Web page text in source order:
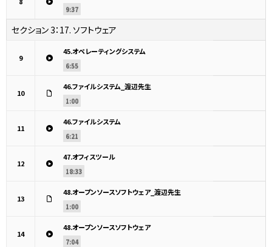
9:37
セクション 3： 17. ソフトウェア
9
45.オペレーティングシステム
6:55
10
46.ファイルシステム_渡辺先生
1:00
11
46.ファイルシステム
6:21
12
47.オフィスツール
18:33
13
48.オープンソースソフトウェア_渡辺先生
1:00
14
48.オープンソースソフトウェア
7:04